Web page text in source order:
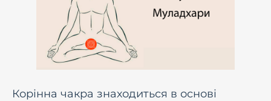
Корінна чакра знаходиться в основі